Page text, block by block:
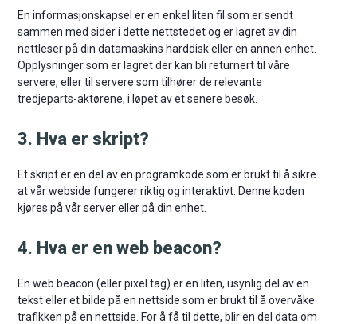
En informasjonskapsel er en enkel liten fil som er sendt
sammen med sider i dette nettstedet og er lagret av din
nettleser på din datamaskins harddisk eller en annen enhet.
Opplysninger som er lagret der kan bli returnert til våre
servere, eller til servere som tilhører de relevante
tredjeparts-aktørene, i løpet av et senere besøk.
3. Hva er skript?
Et skript er en del av en programkode som er brukt til å sikre
at vår webside fungerer riktig og interaktivt. Denne koden
kjøres på vår server eller på din enhet.
4. Hva er en web beacon?
En web beacon (eller pixel tag) er en liten, usynlig del av en
tekst eller et bilde på en nettside som er brukt til å overvåke
trafikken på en nettside. For å få til dette, blir en del data om